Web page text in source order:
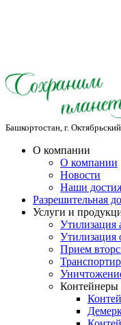
Башкортостан, г.
О компании
О компании
Новости
Наши
Разрешительная
Услуги и
Утилизация
Утилизация
Прием
Контейнеры